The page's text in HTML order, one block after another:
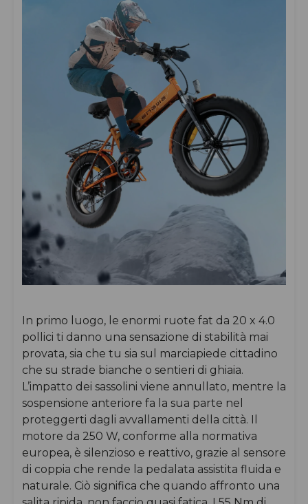
In primo luogo, le enormi ruote fat da 20 x 4.0
pollici ti danno una sensazione di stabilità mai
provata, sia che tu sia sul marciapiede cittadino
che su strade bianche o sentieri di ghiaia.
L’impatto dei sassolini viene annullato, mentre la
sospensione anteriore fa la sua parte nel
proteggerti dagli avvallamenti della città. Il
motore da 250 W, conforme alla normativa
europea, è silenzioso e reattivo, grazie al sensore
di coppia che rende la pedalata assistita fluida e
naturale. Ciò significa che quando affronto una